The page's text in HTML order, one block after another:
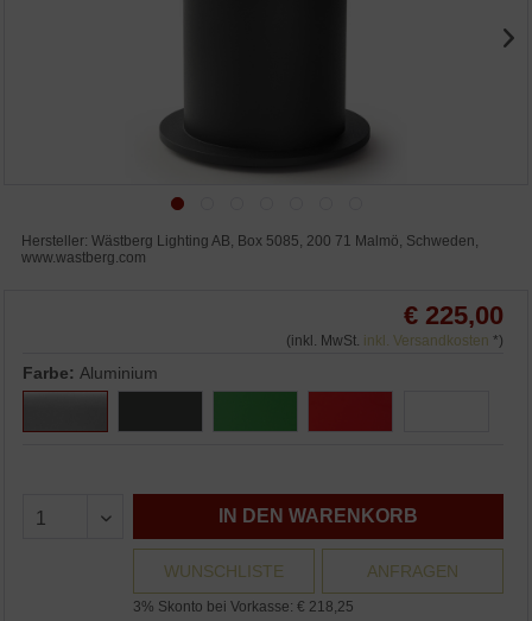
Hersteller: Wästberg Lighting AB, Box 5085, 200 71 Malmö, Schweden,
www.wastberg.com
€ 225,00
(inkl. MwSt. inkl. Versandkosten *)
Farbe:Aluminium
IN DEN WARENKORB
WUNSCHLISTE ANFRAGEN
3% Skonto bei Vorkasse: € 218,25